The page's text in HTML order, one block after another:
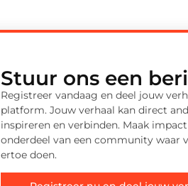
Stuur ons een
Registreer vandaag en deel jouw
platform. Jouw verhaal kan direct
inspireren en verbinden. Maak
onderdeel van een community waar
ertoe doen.